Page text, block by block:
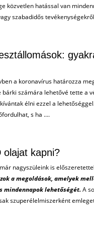
közvetlen hatással van
szabadidős
a koronavírus határozza
számára lehetővé tette a
élni ezzel a
s ha ....
olajat kapni?
nagyszüleink is
a megoldások, amelyek
mindennapok lehetőségét. A
szuperélelmiszerként